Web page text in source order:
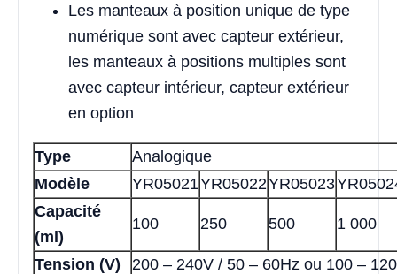
Les manteaux à position unique de type
numérique sont avec capteur extérieur,
les manteaux à positions multiples sont
avec capteur intérieur, capteur extérieur
en option
Type
Analogique
Modèle
YR05021YR05022YR05023
Capacité
(ml)
100 250 500 1 000
Tension (V)
200 – 240V / 50 – 60Hz ou 100 –